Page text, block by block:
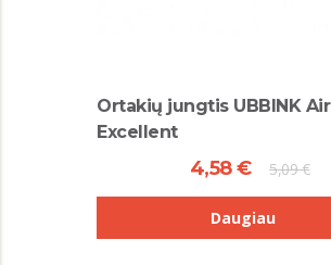
Ortakių jungtis UBBINK Air
Excellent
4,58 € 5,09 €
Daugiau